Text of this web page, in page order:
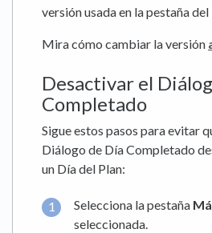
versión usada en la pestaña
Mira cómo cambiar la versión
Desactivar el
Completado
Sigue estos pasos para evitar
Diálogo de Día Completado
un Día del Plan:
Selecciona la pestaña
seleccionada.